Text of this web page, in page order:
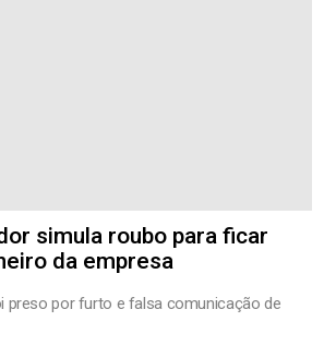
simula roubo para ficar
da empresa
preso por furto e falsa comunicação de